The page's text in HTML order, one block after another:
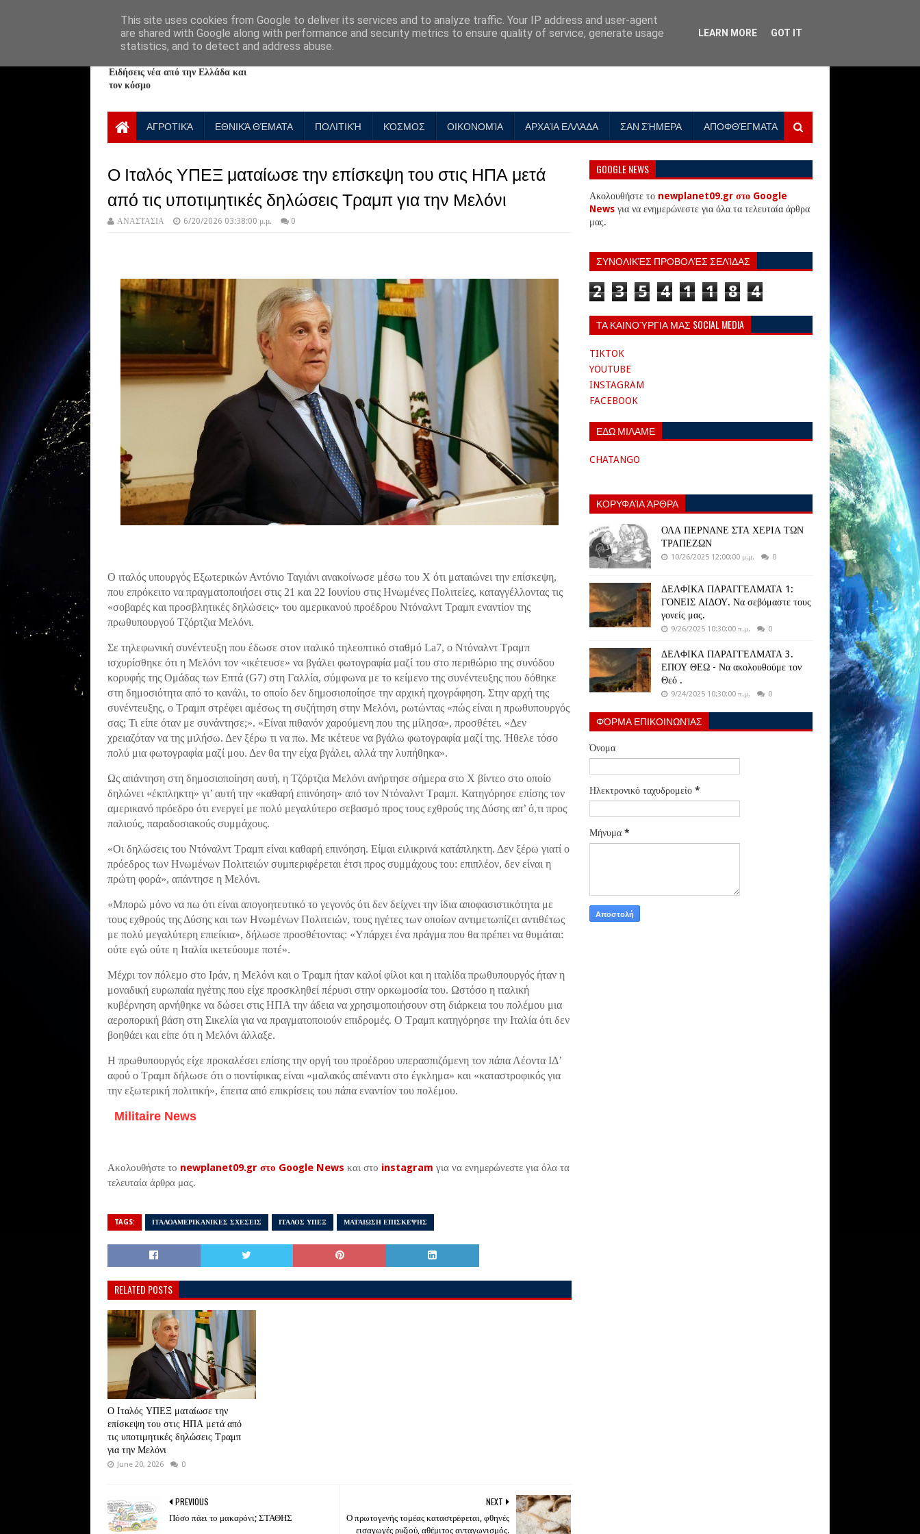
NewPlanet09
Ειδήσεις νέα από την Ελλάδα και
τον κόσμο
ΑΓΡΟΤΙΚΆ ΕΘΝΙΚΆ ΘΈΜΑΤΑ ΠΟΛΙΤΙΚΉ ΚΌΣΜΟΣ ΟΙΚΟΝΟΜΊΑ ΑΡΧΑΊΑ ΕΛΛΆΔΑ ΣΑΝ ΣΉΜΕΡΑ ΑΠΟΦΘΈΓΜΑΤΑ
Ο Ιταλός ΥΠΕΞ ματαίωσε την επίσκεψη του στις ΗΠΑ μετά
από τις υποτιμητικές δηλώσεις Τραμπ για την Μελόνι
ΑΝΑΣΤΑΣΙΑ 6/20/2026 03:38:00 μ.μ. 0
Ο ιταλός υπουργός Εξωτερικών Αντόνιο Ταγιάνι ανακοίνωσε μέσω του X ότι ματαιώνει την επίσκεψη,
που επρόκειτο να πραγματοποιήσει στις 21 και 22 Ιουνίου στις Ηνωμένες Πολιτείες, καταγγέλλοντας τις
«σοβαρές και προσβλητικές δηλώσεις» του αμερικανού προέδρου Ντόναλντ Τραμπ εναντίον της
πρωθυπουργού Τζόρτζια Μελόνι.
Σε τηλεφωνική συνέντευξη που έδωσε στον ιταλικό τηλεοπτικό σταθμό La7, ο Ντόναλντ Τραμπ
ισχυρίσθηκε ότι η Μελόνι τον «ικέτευσε» να βγάλει φωτογραφία μαζί του στο περιθώριο της συνόδου
κορυφής της Ομάδας των Επτά (G7) στη Γαλλία, σύμφωνα με το κείμενο της συνέντευξης που δόθηκε
στη δημοσιότητα από το κανάλι, το οποίο δεν δημοσιοποίησε την αρχική ηχογράφηση. Στην αρχή της
συνέντευξης, ο Τραμπ στρέφει αμέσως τη συζήτηση στην Μελόνι, ρωτώντας «πώς είναι η πρωθυπουργός
σας; Τι είπε όταν με συνάντησε;». «Είναι πιθανόν χαρούμενη που της μίλησα», προσθέτει. «Δεν
χρειαζόταν να της μιλήσω. Δεν ξέρω τι να πω. Με ικέτευε να βγάλω φωτογραφία μαζί της. Ήθελε τόσο
πολύ μια φωτογραφία μαζί μου. Δεν θα την είχα βγάλει, αλλά την λυπήθηκα».
Ως απάντηση στη δημοσιοποίηση αυτή, η Τζόρτζια Μελόνι ανήρτησε σήμερα στο X βίντεο στο οποίο
δηλώνει «έκπληκτη» γι’ αυτή την «καθαρή επινόηση» από τον Ντόναλντ Τραμπ. Κατηγόρησε επίσης τον
αμερικανό πρόεδρο ότι ενεργεί με πολύ μεγαλύτερο σεβασμό προς τους εχθρούς της Δύσης απ’ ό,τι προς
παλιούς, παραδοσιακούς συμμάχους.
«Οι δηλώσεις του Ντόναλντ Τραμπ είναι καθαρή επινόηση. Είμαι ειλικρινά κατάπληκτη. Δεν ξέρω γιατί ο
πρόεδρος των Ηνωμένων Πολιτειών συμπεριφέρεται έτσι προς συμμάχους του: επιπλέον, δεν είναι η
πρώτη φορά», απάντησε η Μελόνι.
«Μπορώ μόνο να πω ότι είναι απογοητευτικό το γεγονός ότι δεν δείχνει την ίδια αποφασιστικότητα με
τους εχθρούς της Δύσης και των Ηνωμένων Πολιτειών, τους ηγέτες των οποίων αντιμετωπίζει αντιθέτως
με πολύ μεγαλύτερη επιείκια», δήλωσε προσθέτοντας: «Υπάρχει ένα πράγμα που θα πρέπει να θυμάται:
ούτε εγώ ούτε η Ιταλία ικετεύουμε ποτέ».
Μέχρι τον πόλεμο στο Ιράν, η Μελόνι και ο Τραμπ ήταν καλοί φίλοι και η ιταλίδα πρωθυπουργός ήταν η
μοναδική ευρωπαία ηγέτης που είχε προσκληθεί πέρυσι στην ορκωμοσία του. Ωστόσο η ιταλική
κυβέρνηση αρνήθηκε να δώσει στις ΗΠΑ την άδεια να χρησιμοποιήσουν στη διάρκεια του πολέμου μια
αεροπορική βάση στη Σικελία για να πραγματοποιούν επιδρομές. Ο Τραμπ κατηγόρησε την Ιταλία ότι δεν
βοηθάει και είπε ότι η Μελόνι άλλαξε.
Η πρωθυπουργός είχε προκαλέσει επίσης την οργή του προέδρου υπερασπιζόμενη τον πάπα Λέοντα ΙΔ’
αφού ο Τραμπ δήλωσε ότι ο ποντίφικας είναι «μαλακός απέναντι στο έγκλημα» και «καταστροφικός για
την εξωτερική πολιτική», έπειτα από επικρίσεις του πάπα εναντίον του πολέμου.
Militaire News
Ακολουθήστε το newplanet09.gr στο Google News και στο instagram για να ενημερώνεστε για όλα τα
τελευταία άρθρα μας.
TAGS: ΙΤΑΛΟΑΜΕΡΙΚΑΝΙΚΕΣ ΣΧΕΣΕΙΣ ΙΤΑΛΟΣ ΥΠΕΞ ΜΑΤΑΙΩΣΗ ΕΠΙΣΚΕΨΗΣ
RELATED POSTS
Ο Ιταλός ΥΠΕΞ ματαίωσε την
επίσκεψη του στις ΗΠΑ μετά από
τις υποτιμητικές δηλώσεις Τραμπ
για την Μελόνι
June 20, 2026 0
NEXT
Ο πρωτογενής τομέας καταστρέφεται, φθηνές
εισαγωγές ρυζιού, αθέμιτος ανταγωνισμός.
PREVIOUS
Πόσο πάει το μακαρόνι; ΣΤΑΘΗΣ
GOOGLE NEWS
Ακολουθήστε το newplanet09.gr στο Google
News για να ενημερώνεστε για όλα τα τελευταία άρθρα
μας.
ΣΥΝΟΛΙΚΈΣ ΠΡΟΒΟΛΈΣ ΣΕΛΊΔΑΣ
2 3 5 4 1 1 8 4
ΤΑ ΚΑΙΝΟΎΡΓΙΑ ΜΑΣ SOCIAL MEDIA
TIKTOK
YOUTUBE
INSTAGRAM
FACEBOOK
ΕΔΩ ΜΙΛΑΜΕ
CHATANGO
ΚΟΡΥΦΑΊΑ ΆΡΘΡΑ
ΟΛΑ ΠΕΡΝΑΝΕ ΣΤΑ ΧΕΡΙΑ ΤΩΝ
ΤΡΑΠΕΖΩΝ
10/26/2025 12:00:00 μ.μ. 0
ΔΕΛΦΙΚΑ ΠΑΡΑΓΓΕΛΜΑΤΑ 1:
ΓΟΝΕΙΣ ΑΙΔΟΥ. Να σεβόμαστε τους
γονείς μας.
9/26/2025 10:30:00 π.μ. 0
ΔΕΛΦΙΚΑ ΠΑΡΑΓΓΕΛΜΑΤΑ 3.
ΕΠΟΥ ΘΕΩ - Να ακολουθούμε τον
Θεό .
9/24/2025 10:30:00 π.μ. 0
ΦΌΡΜΑ ΕΠΙΚΟΙΝΩΝΊΑΣ
Όνομα
Ηλεκτρονικό ταχυδρομείο *
Μήνυμα *
This site uses cookies from Google to deliver its services and to analyze traffic. Your IP address and user-agent
are shared with Google along with performance and security metrics to ensure quality of service, generate usage
statistics, and to detect and address abuse.
LEARN MORE GOT IT